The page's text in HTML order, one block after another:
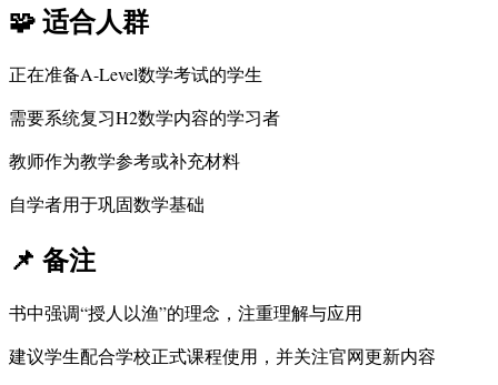
🧩适合人群
正在准备A-Level数学考试的学生
需要系统复习H2数学内容的学习者
教师作为教学参考或补充材料
自学者用于巩固数学基础
📌 备注
书中强调“授人以渔”的理念，注重理解与应用
建议学生配合学校正式课程使用，并关注官网更新内容